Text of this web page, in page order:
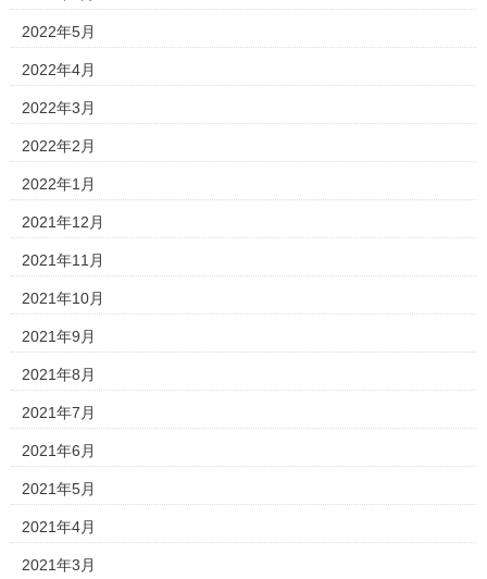
2022年5月
2022年4月
2022年3月
2022年2月
2022年1月
2021年12月
2021年11月
2021年10月
2021年9月
2021年8月
2021年7月
2021年6月
2021年5月
2021年4月
2021年3月